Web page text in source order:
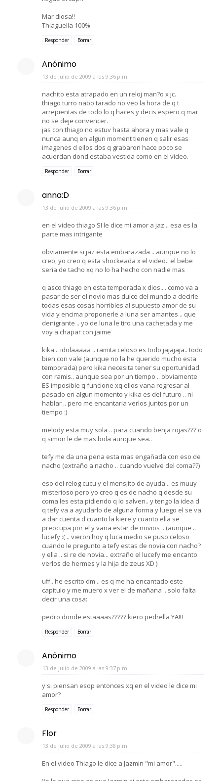
Mar diosa!!
Thiaguella 100%
Responder Borrar
Anónimo
13 de julio de 2009 a las 9:36 p.m.
nachito esta atrapado en un reloj man?o x jc.
thiago turro nabo tarado no veo la hora de q t
arrepientas de todo lo q haces y decis espero q mar
no se deje convencer.
jas con thiago no estuv hasta ahora y mas vale q
nunca aunq en algun moment tienen q salir esas
imagenes d ellos dos q grabaron hace poco se
acuerdan dond estaba vestida como en el video.
Responder Borrar
anna:D
13 de julio de 2009 a las 9:36 p.m.
en el video thiago SI le dice mi amor a jaz... esa es la
parte mas intrigante
obviamente si jaz esta embarazada .. aunque no lo
creo, yo creo q esta shockeada x el video.. el bebe
seria de tacho xq no lo ha hecho con nadie mas
q asco thiago en esta temporada x dios.... como va a
pasar de ser el novio mas dulce del mundo a decirle
todas esas cosas horribles al supuesto amor de su
vida y encima proponerle a luna ser amantes .. que
denigrante .. yo de luna le tiro una cachetada y me
voy a chapar con jaime
kika... idolaaaaa .. ramita celoso es todo jajajaja.. todo
bien con vale (aunque no la he querido mucho esta
temporada) pero kika necesita tener su oportunidad
con ramis.. aunque sea por un tiempo .. obviamente
ES imposible q funcione xq ellos vana regresar al
pasado en algun momento y kika es del futuro .. ni
hablar .. pero me encantaria verlos juntos por un
tiempo :)
melody esta muy sola .. para cuando benja rojas??? o
q simon le de mas bola aunque sea..
tefy me da una pena esta mas engañada con eso de
nacho (extraño a nacho .. cuando vuelve del coma??)
eso del relog cucu y el mensjito de ayuda .. es muuy
misterioso pero yo creo q es de nacho q desde su
coma les esta pidiendo q lo salven.. y tengo la idea d
q tefy va a ayudarlo de alguna forma y luego el se va
a dar cuenta d cuanto la kiere y cuanto ella se
preocupa por el y vana estar de novios .. (aunque ..
lucefy :( .. vieron hoy q luca medio se puso celoso
cuando le pregunto a tefy estas de novia con nacho?
y ella .. si re de novia... extraño el lucefy me encanto
verlos de hermes y la hija de zeus XD )
uff.. he escrito dm .. es q me ha encantado este
capitulo y me muero x ver el de mañana .. solo falta
decir una cosa:
pedro donde estaaaas????? kiero pedrella YA!!!
Responder Borrar
Anónimo
13 de julio de 2009 a las 9:37 p.m.
y si piensan esop entonces xq en el video le dice mi
amor?
Responder Borrar
Flor
13 de julio de 2009 a las 9:38 p.m.
En el video Thiago le dice a Jazmin "mi amor".....